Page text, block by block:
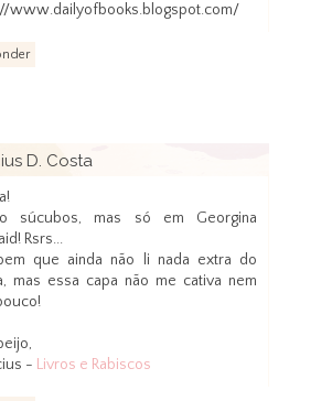
www.dailyofbooks.blogspot.com/
D. Costa
súcubos, mas só em Georgina
Rsrs...
que ainda não li nada extra do
mas essa capa não me cativa nem
- Livros e Rabiscos